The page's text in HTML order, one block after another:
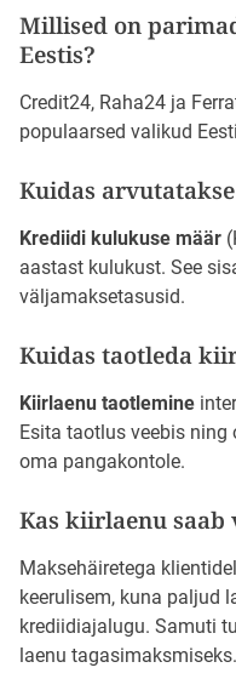
Millised on
Eestis?
Credit24, Raha24 ja
populaarsed valikud
Kuidas
Krediidi kulukuse määr
aastast kulukust. See
väljamaksetasusid.
Kuidas taotleda
Kiirlaenu taotlemine
Esita taotlus veebis
oma pangakontole.
Kas kiirlaenu saab
Maksehäiretega
keerulisem, kuna paljud
krediidiajalugu. Samuti
laenu tagasimaksmiseks.